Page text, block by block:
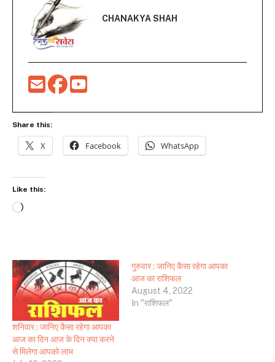
CHANAKYA SHAH
Share this:
X Facebook WhatsApp
Like this:
Loading…
शनिवार : जानिए कैसा रहेगा आपका
आज का दिन आज के दिन क्या करने
से मिलेगा आपको लाभ
गुरुवार : जानिए कैसा रहेगा आपका
आज का राशिफल
August 4, 2022
In "राशिफल"